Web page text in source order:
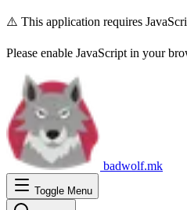
⚠️ This application requires
Please enable JavaScript in your
badwolf.mk
Toggle Menu